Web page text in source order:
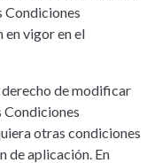
Condiciones
en vigor en el
de modificar
Condiciones
otras condiciones
de aplicación. En